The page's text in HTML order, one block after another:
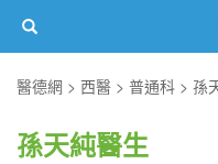
醫德網
西醫 普通科 孫
孫天純醫生